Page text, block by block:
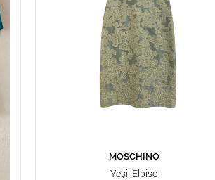
SEPETE EKLE
MOSCHINO
Yeşil Elbise